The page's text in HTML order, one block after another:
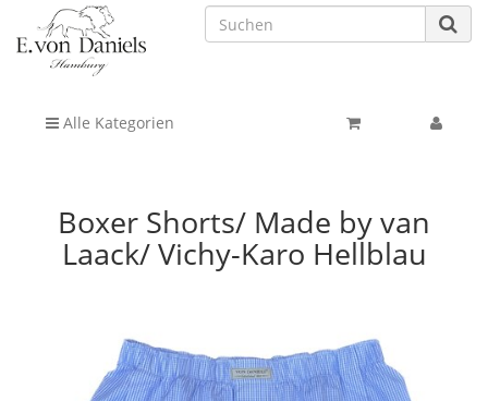
Alle Kategorien
Boxer Shorts/ Made by van
Laack/ Vichy-Karo Hellblau